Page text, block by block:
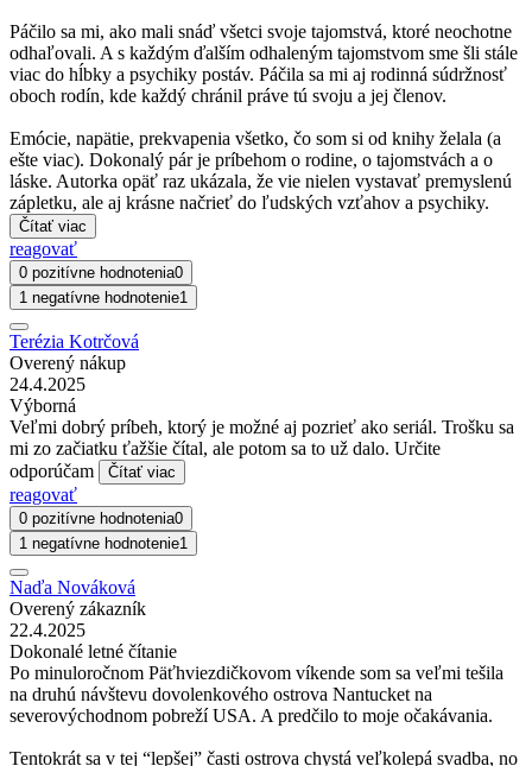
Páčilo sa mi, ako mali snáď všetci svoje tajomstvá, ktoré neochotne
odhaľovali. A s každým ďalším odhaleným tajomstvom sme šli stále
viac do hĺbky a psychiky postáv. Páčila sa mi aj rodinná súdržnosť
oboch rodín, kde každý chránil práve tú svoju a jej členov.
Emócie, napätie, prekvapenia všetko, čo som si od knihy želala (a
ešte viac). Dokonalý pár je príbehom o rodine, o tajomstvách a o
láske. Autorka opäť raz ukázala, že vie nielen vystavať premyslenú
zápletku, ale aj krásne načrieť do ľudských vzťahov a psychiky.
Čítať viac
reagovať
0 pozitívne hodnotenia0
1 negatívne hodnotenie1
Terézia Kotrčová
Overený nákup
24.4.2025
Výborná
Veľmi dobrý príbeh, ktorý je možné aj pozrieť ako seriál. Trošku sa
mi zo začiatku ťažšie čítal, ale potom sa to už dalo. Určite
odporúčam
Čítať viac
reagovať
0 pozitívne hodnotenia0
1 negatívne hodnotenie1
Naďa Nováková
Overený zákazník
22.4.2025
Dokonalé letné čítanie
Po minuloročnom Päťhviezdičkovom víkende som sa veľmi tešila
na druhú návštevu dovolenkového ostrova Nantucket na
severovýchodnom pobreží USA. A predčilo to moje očakávania.
Tentokrát sa v tej “lepšej” časti ostrova chystá veľkolepá svadba, no